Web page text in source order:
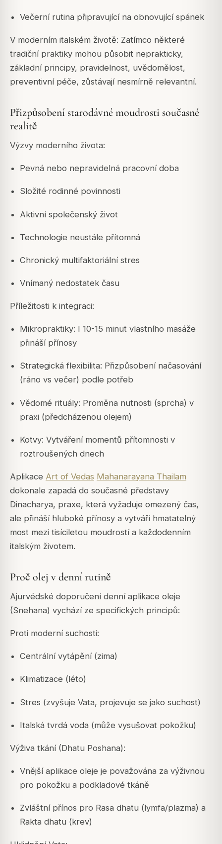
Večerní rutina připravující na obnovující spánek
V moderním italském životě: Zatímco některé
tradiční praktiky mohou působit neprakticky,
základní principy, pravidelnost, uvědomělost,
preventivní péče, zůstávají nesmírně relevantní.
Přizpůsobení starodávné moudrosti současné
realitě
Výzvy moderního života:
Pevná nebo nepravidelná pracovní doba
Složité rodinné povinnosti
Aktivní společenský život
Technologie neustále přítomná
Chronický multifaktoriální stres
Vnímaný nedostatek času
Příležitosti k integraci:
Mikropraktiky: I 10-15 minut vlastního masáže
přináší přínosy
Strategická flexibilita: Přizpůsobení načasování
(ráno vs večer) podle potřeb
Vědomé rituály: Proměna nutnosti (sprcha) v
praxi (předcházenou olejem)
Kotvy: Vytváření momentů přítomnosti v
roztroušených dnech
Aplikace Art of Vedas Mahanarayana Thailam
dokonale zapadá do současné představy
Dinacharya, praxe, která vyžaduje omezený čas,
ale přináší hluboké přínosy a vytváří hmatatelný
most mezi tisíciletou moudrostí a každodenním
italským životem.
Proč olej v denní rutině
Ajurvédské doporučení denní aplikace oleje
(Snehana) vychází ze specifických principů:
Proti moderní suchosti:
Centrální vytápění (zima)
Klimatizace (léto)
Stres (zvyšuje Vata, projevuje se jako suchost)
Italská tvrdá voda (může vysušovat pokožku)
Výživa tkání (Dhatu Poshana):
Vnější aplikace oleje je považována za výživnou
pro pokožku a podkladové tkáně
Zvláštní přínos pro Rasa dhatu (lymfa/plazma) a
Rakta dhatu (krev)